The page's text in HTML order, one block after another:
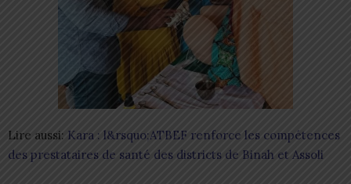
Lire aussi: Kara : l&rsquo;ATBEF renforce les compétences
des prestataires de santé des districts de Binah et Assoli